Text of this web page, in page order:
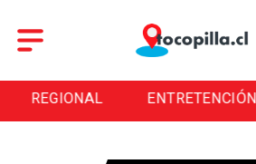
REGIONAL ENTRETENCIÓN